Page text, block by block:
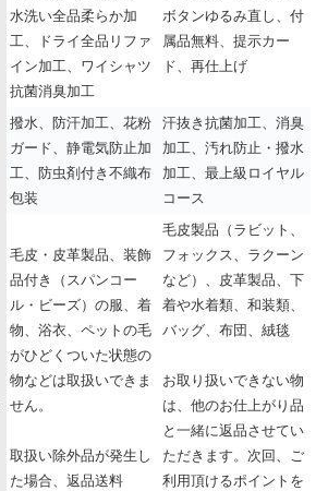
水洗い全品柔らか加
工、ドライ全品リファ
イン加工、ワイシャツ
抗菌消臭加工
ボタンゆるみ直し、付
属品無料、提示カー
ド、再仕上げ
撥水、防汗加工、花粉
ガード、静電気防止加
工、防虫剤付き不織布
包装
汗抜き抗菌加工、消臭
加工、汚れ防止・撥水
加工、最上級ロイヤル
コース
毛皮・皮革製品、装飾
品付き（スパンコー
ル・ビーズ）の服、着
物、浴衣、ペットの毛
がひどくついた状態の
物などは取扱いできま
せん。
取扱い除外品が発生し
た場合、返品送料
毛皮製品（ラビット、
フォックス、ラクーン
など）、皮革製品、下
着や水着類、和装類、
バッグ、布団、絨毯
お取り扱いできない物
は、他のお仕上がり品
と一緒に返品させてい
ただきます。次回、ご
利用頂けるポイントを